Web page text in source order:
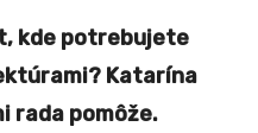
kde potrebujete
Katarína
rada pomôže.